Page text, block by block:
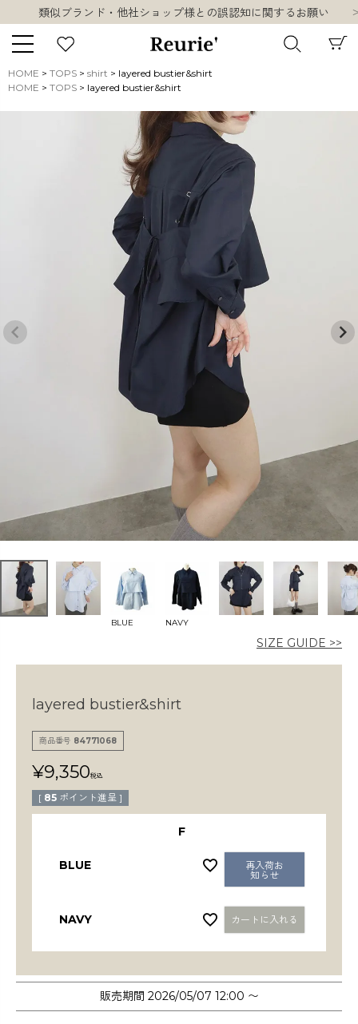
類似ブランド・他社ショップ様との誤認知に関するお願い
熊本県熊本地方を震源とする地震の影響について
お盆期間中の営業・配送に関して
類似ブランド・他社ショップ様との誤認知に関するお願い
キーワード
再入荷
ORIGINAL HIT ITEM
〜
HOME TOPS shirt
layered bustier&shirt
HOME
TOPS layered bustier&shirt
BLUE NAVY
SIZE GUIDE >>
layered bustier&shirt
商品番号 84771068
¥9,350税込
[ 85 ポイント進呈 ]
F
BLUE
再入荷お
知らせ
NAVY カートに入れる
販売期間 2026/05/07 12:00 〜